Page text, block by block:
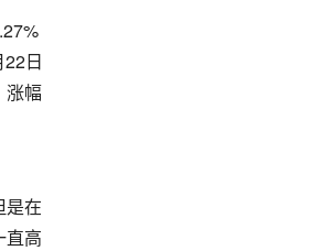
日
涨幅
是在
直高